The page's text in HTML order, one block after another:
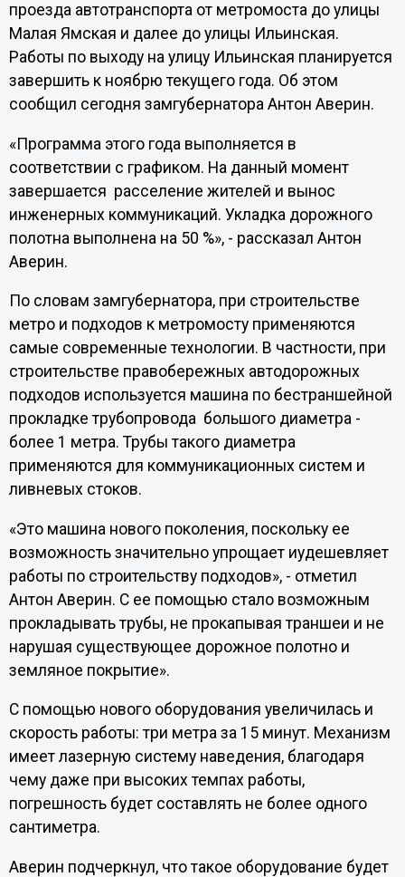
проезда автотранспорта от метромоста до улицы
Малая Ямская и далее до улицы Ильинская.
Работы по выходу на улицу Ильинская планируется
завершить к ноябрю текущего года. Об этом
сообщил сегодня замгубернатора Антон Аверин.
«Программа этого года выполняется в
соответствии с графиком. На данный момент
завершается расселение жителей и вынос
инженерных коммуникаций. Укладка дорожного
полотна выполнена на 50 %», - рассказал Антон
Аверин.
По словам замгубернатора, при строительстве
метро и подходов к метромосту применяются
самые современные технологии. В частности, при
строительстве правобережных автодорожных
подходов используется машина по бестраншейной
прокладке трубопровода большого диаметра -
более 1 метра. Трубы такого диаметра
применяются для коммуникационных систем и
ливневых стоков.
«Это машина нового поколения, поскольку ее
возможность значительно упрощает иудешевляет
работы по строительству подходов», - отметил
Антон Аверин. С ее помощью стало возможным
прокладывать трубы, не прокапывая траншеи и не
нарушая существующее дорожное полотно и
земляное покрытие».
С помощью нового оборудования увеличилась и
скорость работы: три метра за 15 минут. Механизм
имеет лазерную систему наведения, благодаря
чему даже при высоких темпах работы,
погрешность будет составлять не более одного
сантиметра.
Аверин подчеркнул, что такое оборудование будет